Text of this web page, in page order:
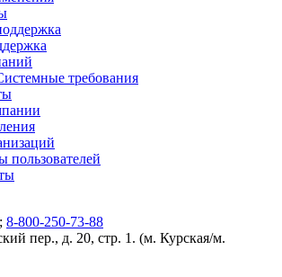
требования
пользователей
; 8-800-250-73-88
пер., д. 20, стр. 1. (м. Курская/м.